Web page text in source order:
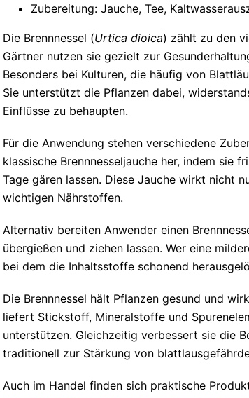
Zubereitung: Jauche, Tee,
Die Brennnessel (Urtica dioica) zählt zu den
Gärtner nutzen sie gezielt zur
Besonders bei Kulturen, die häufig von
Sie unterstützt die Pflanzen dabei,
Einflüsse zu behaupten.
Für die Anwendung stehen verschiedene
klassische Brennnesseljauche her, indem sie
Tage gären lassen. Diese Jauche wirkt nicht
wichtigen Nährstoffen.
Alternativ bereiten Anwender einen
übergießen und ziehen lassen. Wer eine
bei dem die Inhaltsstoffe schonend
Die Brennnessel hält Pflanzen gesund und
liefert Stickstoff, Mineralstoffe und
unterstützen. Gleichzeitig verbessert sie die
traditionell zur Stärkung von
Auch im Handel finden sich praktische